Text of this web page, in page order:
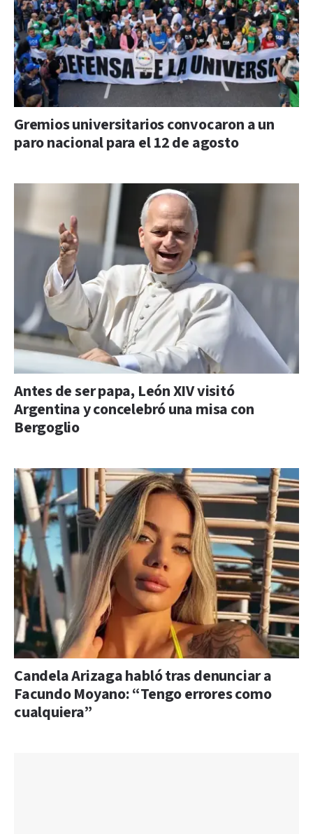
Gremios universitarios convocaron a un
paro nacional para el 12 de agosto
Antes de ser papa, León XIV visitó
Argentina y concelebró una misa con
Bergoglio
Candela Arizaga habló tras denunciar a
Facundo Moyano: “Tengo errores como
cualquiera”